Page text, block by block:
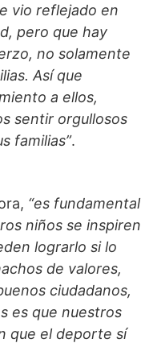
vio reflejado en
pero que hay
no solamente
Así que
a ellos,
sentir orgullosos
familias”.
“es fundamental
niños se inspiren
lograrlo si lo
de valores,
ciudadanos,
es que nuestros
que el deporte sí